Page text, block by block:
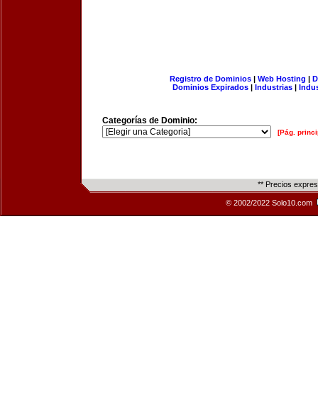
Registro de Dominios| Web Hosting |
Dominios Expirados | Industrias |
Categorías de Dominio:
[Pág.
** Precios
© 2002/2022 Solo10.com